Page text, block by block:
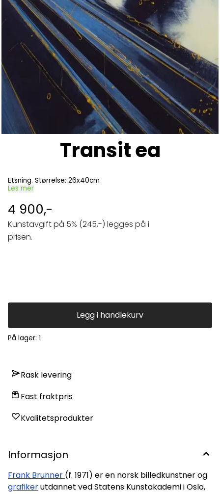
Transit ea
Etsning. Størrelse: 26x40cm
Les mer
4 900,-
Kunstavgift på 5% (245,-) legges på i
prisen.
Legg i handlekurv
På lager: 1
Rask levering
Fast fraktpris
Kvalitetsprodukter
Informasjon
Frank Brunner (f. 1971) er en norsk billedkunstner og
grafikerutdannet ved Statens Kunstakademi i Oslo,